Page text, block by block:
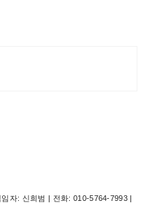
자: 신희범 | 전화: 010-5764-7993 |